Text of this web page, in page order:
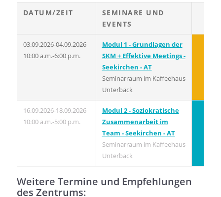
DATUM/ZEIT
SEMINARE UND
EVENTS
03.09.2026-04.09.2026
10:00 a.m.-6:00 p.m.
Modul 1 - Grundlagen der
SKM + Effektive Meetings -
Seekirchen - AT
Seminarraum im Kaffeehaus
Unterbäck
16.09.2026-18.09.2026
10:00 a.m.-5:00 p.m.
Modul 2 - Soziokratische
Zusammenarbeit im
Team - Seekirchen - AT
Seminarraum im Kaffeehaus
Unterbäck
Weitere Termine und Empfehlungen
des Zentrums: